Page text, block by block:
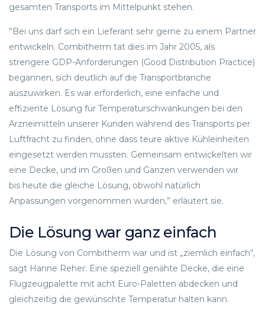
gesamten Transports im Mittelpunkt stehen.
”Bei uns darf sich ein Lieferant sehr gerne zu einem Partner
entwickeln. Combitherm tat dies im Jahr 2005, als
strengere GDP-Anforderungen (Good Distribution Practice)
begannen, sich deutlich auf die Transportbranche
auszuwirken. Es war erforderlich, eine einfache und
effiziente Lösung für Temperaturschwankungen bei den
Arzneimitteln unserer Kunden während des Transports per
Luftfracht zu finden, ohne dass teure aktive Kühleinheiten
eingesetzt werden mussten. Gemeinsam entwickelten wir
eine Decke, und im Großen und Ganzen verwenden wir
bis heute die gleiche Lösung, obwohl natürlich
Anpassungen vorgenommen wurden,” erläutert sie.
Die Lösung war ganz einfach
Die Lösung von Combitherm war und ist „ziemlich einfach“,
sagt Hanne Reher: Eine speziell genähte Decke, die eine
Flugzeugpalette mit acht Euro-Paletten abdecken und
gleichzeitig die gewünschte Temperatur halten kann.